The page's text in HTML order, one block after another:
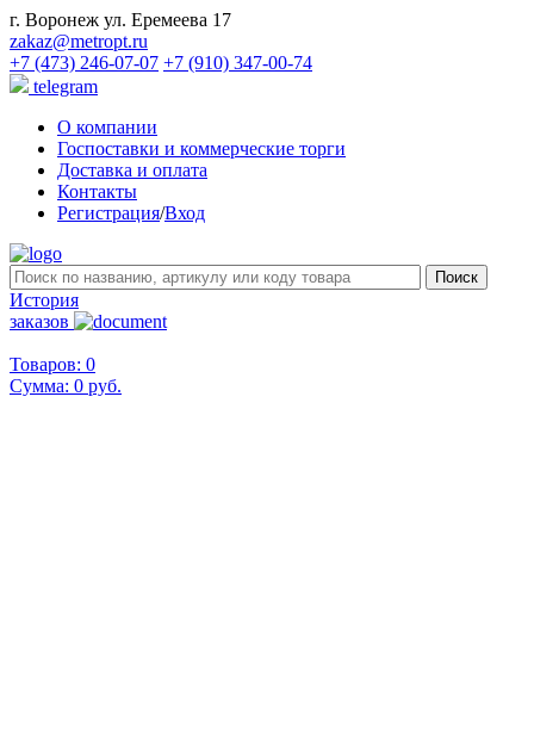
г. Воронеж ул. Еремеева 17
zakaz@metropt.ru
+7 (473) 246-07-07 +7 (910) 347-00-74
telegram
О компании
Госпоставки и коммерческие торги
Доставка и оплата
Контакты
Регистрация/Вход
История
заказов
Товаров: 0
Сумма: 0 руб.